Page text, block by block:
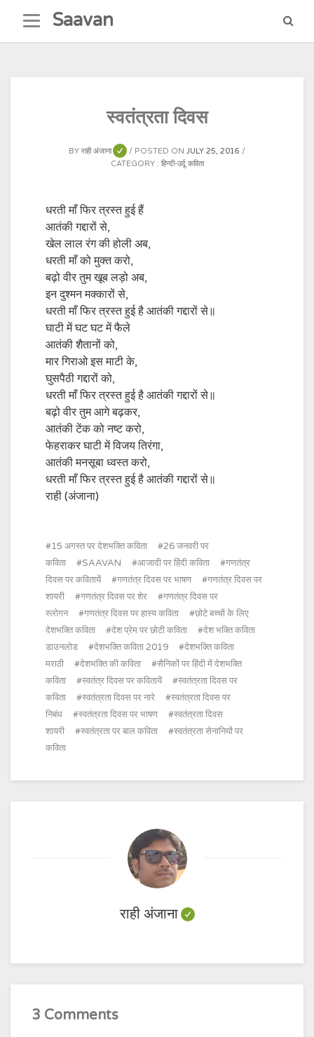
content
Saavan
स्वतंत्रता दिवस
BY राही अंजाना POSTED ONJULY 25, 2016
CATEGORY : हिन्दी-उर्दू कविता
धरती माँ फिर त्रस्त हुई हैं
आतंकी गद्दारों से,
खेल लाल रंग की होली अब,
धरती माँ को मुक्त करो,
बढ़ो वीर तुम खूब लड़ो अब,
इन दुश्मन मक्कारों से,
धरती माँ फिर त्रस्त हुई है आतंकी गद्दारों से॥
घाटी में घट घट में फैले
आतंकी शैतानों को,
मार गिराओ इस माटी के,
घुसपैठी गद्दारों को,
धरती माँ फिर त्रस्त हुई है आतंकी गद्दारों से॥
बढ़ो वीर तुम आगे बढ़कर,
आतंकी टेंक को नष्ट करो,
फेहराकर घाटी में विजय तिरंगा,
आतंकी मनसूबा ध्वस्त करो,
धरती माँ फिर त्रस्त हुई है आतंकी गद्दारों से॥
राही (अंजाना)
15 अगस्त पर देशभक्ति कविता
26 जनवरी पर
कविता
SAAVAN आजादी पर हिंदी कविता
गणतंत्र
दिवस पर कवितायें
गणतंत्र दिवस पर भाषण
गणतंत्र दिवस पर
शायरी
गणतंत्र दिवस पर शेर
गणतंत्र दिवस पर
स्लोगन
गणतंत्र दिवस पर हास्य कविता
छोटे बच्चों के लिए
देशभक्ति कविता
देश प्रेम पर छोटी कविता
देश भक्ति कविता
डाउनलोड
देशभक्ति कविता 2019
देशभक्ति कविता
मराठी
देशभक्ति की कविता
सैनिकों पर हिंदी में देशभक्ति
कविता
स्वतंत्र दिवस पर कवितायें
स्वतंत्रता दिवस पर
कविता
स्वतंत्रता दिवस पर नारे
स्वतंत्रता दिवस पर
निबंध
स्वतंत्रता दिवस पर भाषण
स्वतंत्रता दिवस
शायरी
स्वतंत्रता पर बाल कविता
स्वतंत्रता सेनानियों पर
कविता
राही अंजाना
3 Comments